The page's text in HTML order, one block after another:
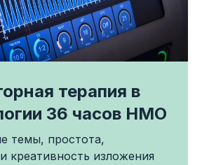
терапия в
36 часов НМО
темы, простота,
креативность изложения